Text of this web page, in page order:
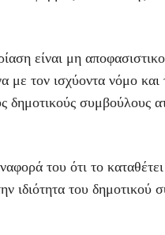
είναι μη
τον ισχύοντα νόμο και
δημοτικούς συμβούλους
του ότι το
ιδιότητα του δημοτικού